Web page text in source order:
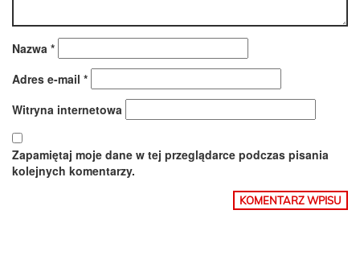
Nazwa *
Adres e-mail *
Witryna internetowa
Zapamiętaj moje dane w tej przeglądarce podczas pisania
kolejnych komentarzy.